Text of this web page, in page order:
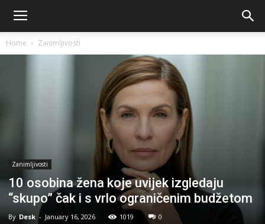
Home Zanimljivosti
Zanimljivosti
10 osobina žena koje uvijek izgledaju
“skupo” čak i s vrlo ograničenim budžetom
By Desk - January 16, 2026 1019 0